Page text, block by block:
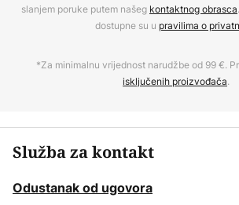
slanjem poruke putem našeg kontaktnog obrasca
dostupne su u pravilima o
*Za minimalnu vrijednost narudžbe od 99 €.
isključenih proizvođača.
Služba za kontakt
Odustanak od ugovora